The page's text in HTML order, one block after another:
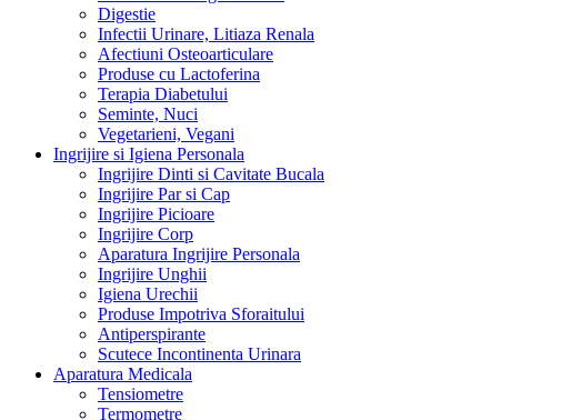
Digestie
Infectii Urinare, Litiaza Renala
Afectiuni Osteoarticulare
Produse cu Lactoferina
Terapia Diabetului
Seminte, Nuci
Vegetarieni, Vegani
Ingrijire si Igiena Personala
Ingrijire Dinti si Cavitate Bucala
Ingrijire Par si Cap
Ingrijire Picioare
Ingrijire Corp
Aparatura Ingrijire Personala
Ingrijire Unghii
Igiena Urechii
Produse Impotriva Sforaitului
Antiperspirante
Scutece Incontinenta Urinara
Aparatura Medicala
Tensiometre
Termometre